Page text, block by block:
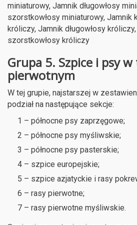
miniaturowy, Jamnik długowłosy
szorstkowłosy miniaturowy, Jamnik
króliczy, Jamnik długowłosy
szorstkowłosy króliczy
Grupa 5. Szpice i psy
pierwotnym
W tej grupie, najstarszej w
podział na następujące sekcje:
1 – północne psy zaprzęgowe;
2 – północne psy myśliwskie;
3 – północne psy pasterskie;
4 – szpice europejskie;
5 – szpice azjatyckie i rasy
6 – rasy pierwotne;
7 – rasy pierwotne myśliwskie.